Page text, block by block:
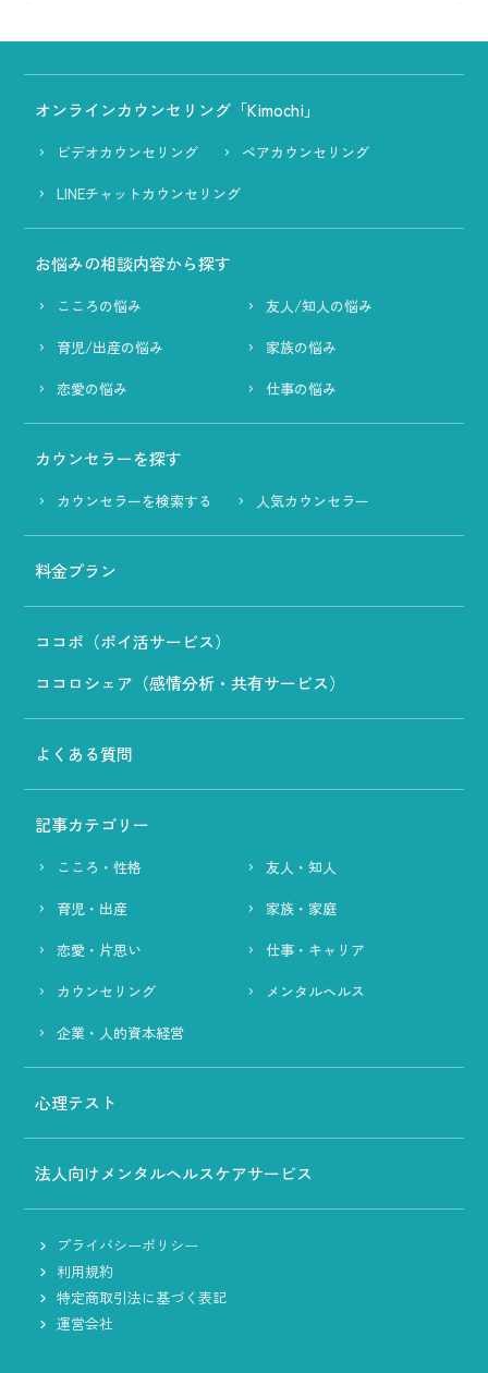
オンラインカウンセリング「Kimochi」
ビデオカウンセリング
ペアカウンセリング
LINEチャットカウンセリング
お悩みの相談内容から探す
こころの悩み
友人/知人の悩み
育児/出産の悩み
家族の悩み
恋愛の悩み
仕事の悩み
カウンセラーを探す
カウンセラーを検索する 人気カウンセラー
料金プラン
ココポ（ポイ活サービス）
ココロシェア（感情分析・共有サービス）
よくある質問
記事カテゴリー
こころ・性格
友人・知人
育児・出産
家族・家庭
恋愛・片思い
仕事・キャリア
カウンセリング
メンタルヘルス
企業・人的資本経営
心理テスト
法人向けメンタルヘルスケアサービス
プライバシーポリシー
利用規約
特定商取引法に基づく表記
運営会社